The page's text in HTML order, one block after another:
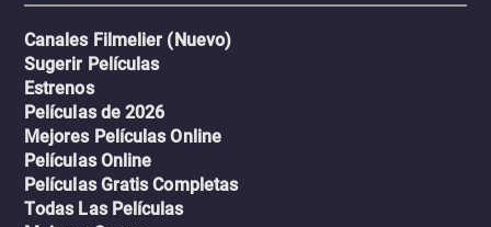
Canales Filmelier (Nuevo)
Sugerir Películas
Estrenos
Películas de 2026
Mejores Películas Online
Películas Online
Películas Gratis Completas
Todas Las Películas